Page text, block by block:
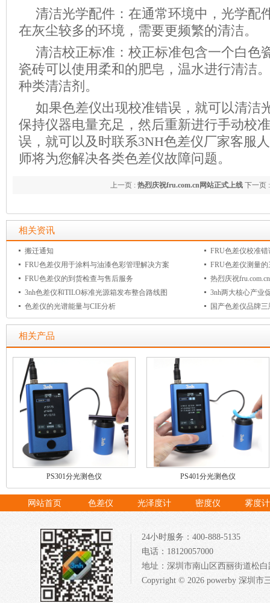
清洁光学配件：在通常环境中，光学配
在灰尘较多的环境，需要更频繁的清洁。
清洁校正标准：校正标准包含一个白色
瓷砖可以使用柔和的肥皂，温水进行清洁
种类清洁剂。
如果色差仪出现校准错误，就可以清洁
保持仪器电量充足，然后重新进行手动校
误，就可以及时联系3NH色差仪厂家客服
师将为您解决各类色差仪故障问题。
上一页 : 热烈庆祝fru.com.cn网站正式上线下一页
相关资讯
搬迁通知
FRU色差仪校准
FRU色差仪用于涂料与油漆色彩管理解决方案
FRU色差仪测量
FRU色差仪的到货检查与售后服务
热烈庆祝
3nh色差仪和TILO标准光源箱发布整合路线图
3nh两大核心产业
色差仪的光谱能量与CIE分析
国产色差仪品牌三
相关产品
PS301分光测色仪 PS401分光测色仪
网站首页 色差仪 光泽度计 密度仪 雾度
24小时服务：400-888-5135
电话：18120057000
地址：深圳市南山区西丽街道松
Copyright © 2026 powerby 深圳市